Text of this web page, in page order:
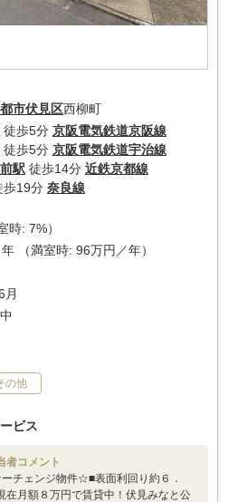
市伏見区西柳町
徒歩5分 京阪電気鉄道京阪線
徒歩5分 京阪電気鉄道宇治線
駅 徒歩14分 近鉄京都線
歩19分 奈良線
時: 7%）
（満室時: 96万円／年）
月
の他
ビス
者コメント
チェンジ物件☆■表面利回り約６．
在月額８万円で賃貸中！伏見みなと公